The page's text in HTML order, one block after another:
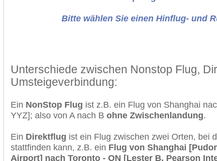
Bitte wählen Sie einen Hinflug- und
Unterschiede zwischen Nonstop Flug,
Umsteigeverbindung:
Ein NonStop Flug ist z.B. ein Flug von Shanghai
YYZ]; also von A nach B ohne Zwischenlandung.
Ein Direktflug ist ein Flug zwischen zwei Orten, bei
stattfinden kann, z.B. ein Flug von Shanghai
Airport] nach Toronto - ON [Lester B. Pearson